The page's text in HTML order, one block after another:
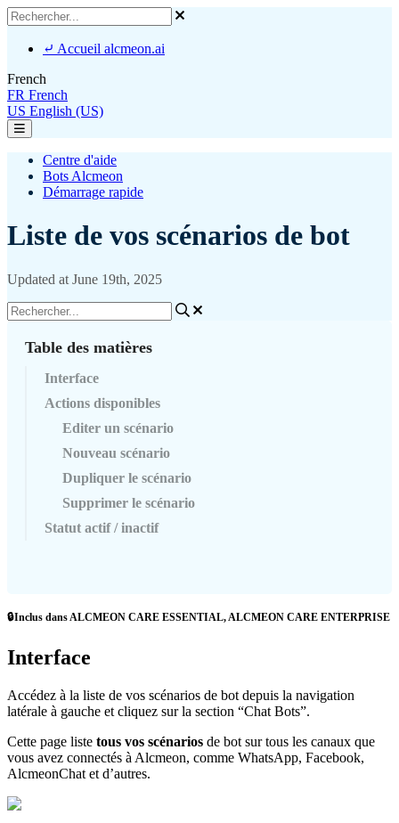
⤶ Accueil alcmeon.ai
French
FR French
US English (US)
Centre d'aide
Bots Alcmeon
Démarrage rapide
Liste de vos scénarios de bot
Updated at June 19th, 2025
Table des matières
Interface
Actions disponibles
Editer un scénario
Nouveau scénario
Dupliquer le scénario
Supprimer le scénario
Statut actif / inactif
Inclus dansALCMEON CARE ESSENTIAL,ALCMEON CARE ENTERPRISE
Interface
Accédez à la liste de vos scénarios de bot depuis la navigation
latérale à gauche et cliquez sur la section “Chat Bots”.
Cette page liste tous vos scénarios de bot sur tous les canaux que
vous avez connectés à Alcmeon, comme WhatsApp, Facebook,
AlcmeonChat et d’autres.